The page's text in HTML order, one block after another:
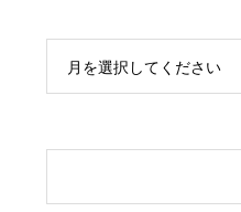
月を選択してください